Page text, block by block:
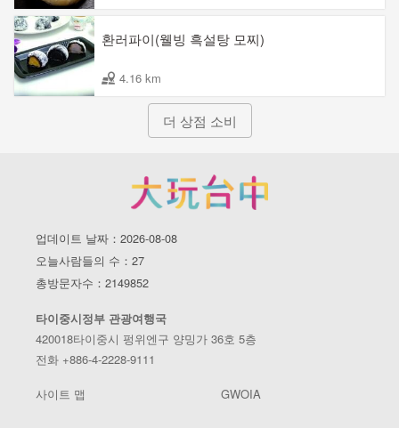
환러파이(웰빙 흑설탕 모찌)
4.16 km
더 상점 소비
업데이트 날짜：2026-08-08
오늘사람들의 수：27
총방문자수：2149852
타이중시정부 관광여행국
420018타이중시 펑위엔구 양밍가 36호 5층
전화 +886-4-2228-9111
사이트 맵 GWOIA